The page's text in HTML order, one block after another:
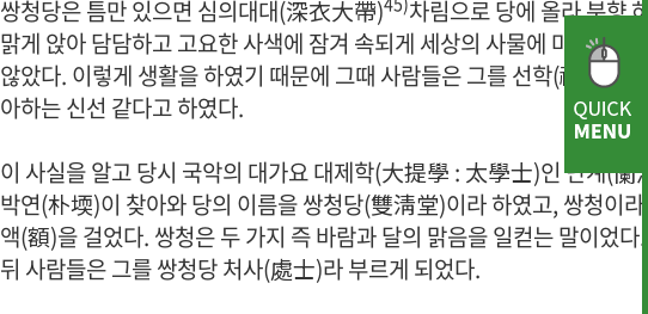
쌍청당은 틈만 있으면 심의대대(深衣大帶)
차림으로 당에 올라 분향
맑게 앉아 담담하고 고요한 사색에 잠겨 속되게 세상의 사물에 마음을 두
않았다. 이렇게 생활을 하였기 때문에 그때 사람들은 그를 선학(禪學)을
아하는 신선 같다고 하였다.
이 사실을 알고 당시 국악의 대가요 대제학(大提學 : 太學士)인 난계(蘭
박연(朴堧)이 찾아와 당의 이름을 쌍청당(雙淸堂)이라 하였고, 쌍청이
액(額)을 걸었다. 쌍청은 두 가지 즉 바람과 달의 맑음을 일컫는 말이었다
뒤 사람들은 그를 쌍청당 처사(處士)라 부르게 되었다.